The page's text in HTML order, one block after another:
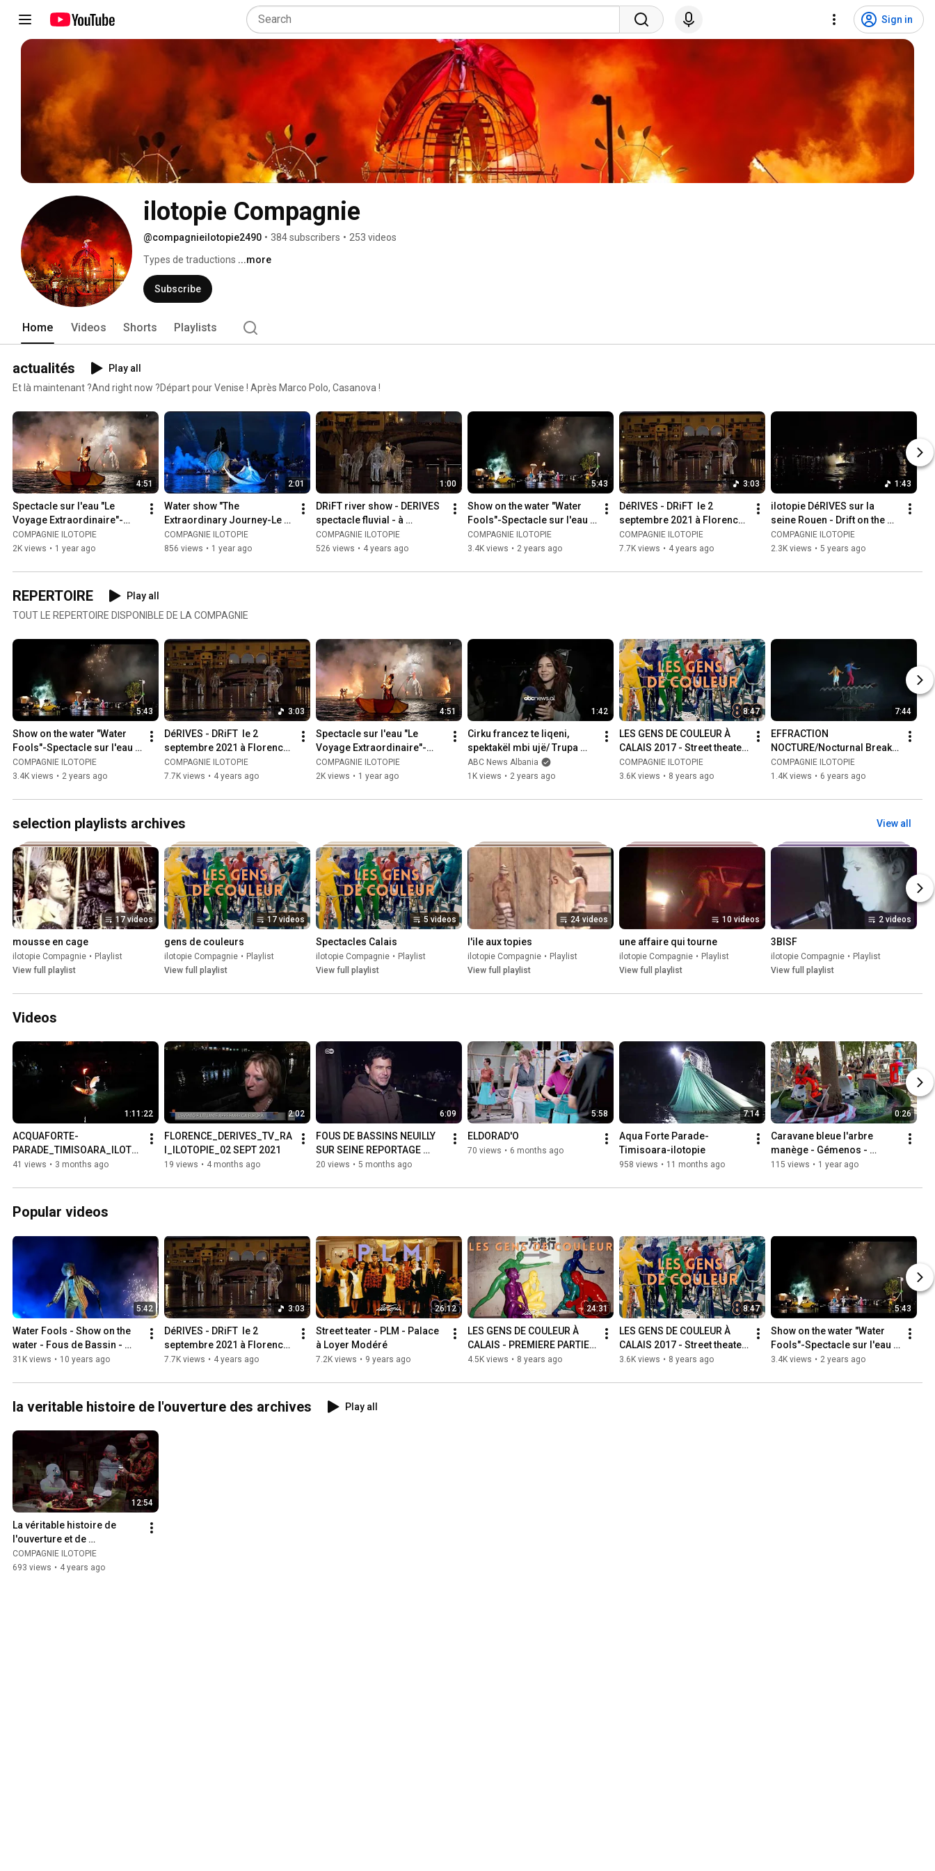
Sign in
ilotopie Compagnie
@compagnieilotopie2490 • 384 subscribers • 253 videos
Types de traductions ...more
Subscribe
Home Videos Shorts Playlists
actualités
Play all
Et là maintenant ?And right now ?Départ pour Venise ! Après Marco Polo, Casanova !
4:51
Spectacle sur l'eau "Le
Voyage Extraordinaire"-
"The Extraordinary
Journey"-ilotopie-5 mn
COMPAGNIE ILOTOPIE
2K views • 1 year ago
2:01
Water show "The
Extraordinary Journey-Le
Voyage Extraordinaire"-
ilotopie-1min30
COMPAGNIE ILOTOPIE
856 views • 1 year ago
1:00
DRiFT river show - DERIVES
spectacle fluvial - à
Florence version court
COMPAGNIE ILOTOPIE
526 views • 4 years ago
5:43
Show on the water "Water
Fools"-Spectacle sur l'eau
"Fous de Bassin"-ilotopie-
HD
COMPAGNIE ILOTOPIE
3.4K views • 2 years ago
3:03
DéRIVES - DRiFT  le 2
septembre 2021 à Florence
- water show - ilotopie la
compagnie
COMPAGNIE ILOTOPIE
7.7K views • 4 years ago
1:43
ilotopie DéRIVES sur la
seine Rouen - Drift on the
river seine Rouen
COMPAGNIE ILOTOPIE
2.3K views • 5 years ago
REPERTOIRE
Play all
TOUT LE REPERTOIRE DISPONIBLE DE LA COMPAGNIE
5:43
Show on the water "Water
Fools"-Spectacle sur l'eau
"Fous de Bassin"-ilotopie-
HD
COMPAGNIE ILOTOPIE
3.4K views • 2 years ago
3:03
DéRIVES - DRiFT  le 2
septembre 2021 à Florence
- water show - ilotopie la
compagnie
COMPAGNIE ILOTOPIE
7.7K views • 4 years ago
4:51
Spectacle sur l'eau "Le
Voyage Extraordinaire"-
"The Extraordinary
Journey"-ilotopie-5 mn
COMPAGNIE ILOTOPIE
2K views • 1 year ago
1:42
Cirku francez te liqeni,
spektakël mbi ujë/ Trupa
franceze “Ilotopie” dhuron
emocione te liqeni
ABC News Albania
1K views • 2 years ago
8:47
LES GENS DE COULEUR À
CALAIS 2017 - Street theater
- théâtre de rue - ストリート
ショー  - ilotopie
COMPAGNIE ILOTOPIE
3.6K views • 8 years ago
7:44
EFFRACTION
NOCTURE/Nocturnal Break
In. Water show. Spectacle
sur l'eau. ilotopie
COMPAGNIE ILOTOPIE
1.4K views • 6 years ago
selection playlists archives View all
17 videos
mousse en cage
ilotopie Compagnie • Playlist
View full playlist
17 videos
gens de couleurs
ilotopie Compagnie • Playlist
View full playlist
5 videos
Spectacles Calais
ilotopie Compagnie • Playlist
View full playlist
24 videos
l'ile aux topies
ilotopie Compagnie • Playlist
View full playlist
10 videos
une affaire qui tourne
ilotopie Compagnie • Playlist
View full playlist
2 videos
3BISF
ilotopie Compagnie • Playlist
View full playlist
Videos
1:11:22
ACQUAFORTE-
PARADE_TIMISOARA_ILOTO
PIE/ACQUAFORTE_images
41 views • 3 months ago
2:02
FLORENCE_DERIVES_TV_RA
I_ILOTOPIE_02 SEPT 2021
19 views • 4 months ago
6:09
FOUS DE BASSINS NEUILLY
SUR SEINE REPORTAGE
EUROMAXX, DW-Cie
20 views • 5 months ago
5:58
ELDORAD'O
70 views • 6 months ago
7:14
Aqua Forte Parade-
Timisoara-ilotopie
958 views • 11 months ago
0:26
Caravane bleue l'arbre
manège - Gémenos -
ilotopie
115 views • 1 year ago
Popular videos
5:42
Water Fools - Show on the
water - Fous de Bassin -
Spectacle sur l'eau -
31K views • 10 years ago
3:03
DéRIVES - DRiFT  le 2
septembre 2021 à Florence
- water show - ilotopie la
7.7K views • 4 years ago
26:12
Street teater - PLM - Palace
à Loyer Modéré
7.2K views • 9 years ago
24:31
LES GENS DE COULEUR À
CALAIS - PREMIERE PARTIE -
ilotopie - printemps 2017
4.5K views • 8 years ago
8:47
LES GENS DE COULEUR À
CALAIS 2017 - Street theater
- théâtre de rue - ストリート
3.6K views • 8 years ago
5:43
Show on the water "Water
Fools"-Spectacle sur l'eau
"Fous de Bassin"-ilotopie-
3.4K views • 2 years ago
la veritable histoire de l'ouverture des archives Play all
12:54
La véritable histoire de
l'ouverture et de
l'exploitation des archives
de la compagnie ilotopie
COMPAGNIE ILOTOPIE
693 views • 4 years ago